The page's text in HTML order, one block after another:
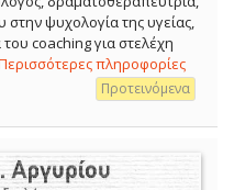
στην ψυχολογία της υγείας,
coaching για στελέχη
πληροφορίες
Προτεινόμενα